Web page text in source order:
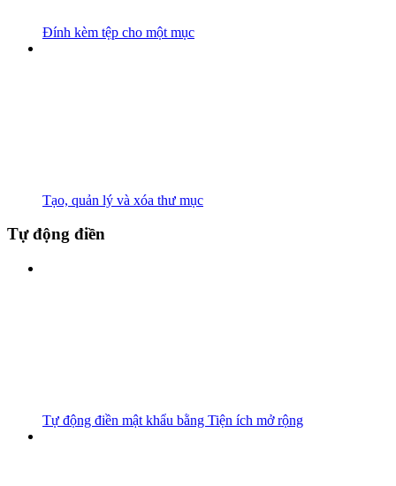
Đính kèm tệp cho một mục
Tạo, quản lý và xóa thư mục
Tự động điền
Tự động điền mật khẩu bằng Tiện ích mở rộng